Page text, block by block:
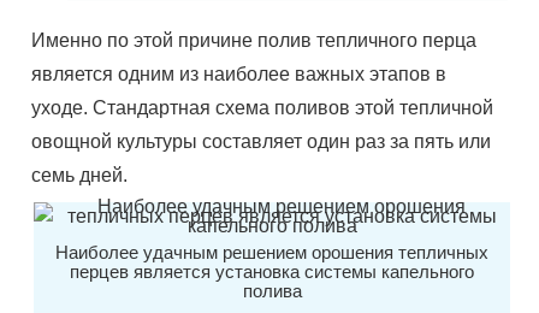
Именно по этой причине полив тепличного перца
является одним из наиболее важных этапов в
уходе. Стандартная схема поливов этой тепличной
овощной культуры составляет один раз за пять или
семь дней.
Наиболее удачным решением орошения тепличных
перцев является установка системы капельного
полива